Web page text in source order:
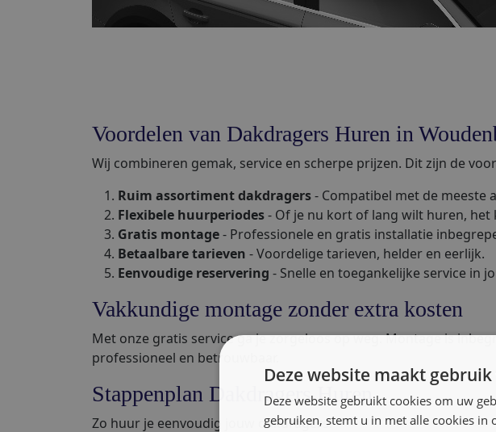
Voordelen van Dakdragers Huren in
Wij combineren gemak, service en scherpe prijzen. Dit zijn de
Ruim assortiment dakdragers- Compatibel met de meeste
Flexibele huurperiodes- Of je nu kort of lang wilt huren, het
Gratis montage- Professionele en gratis installatie
Betaalbare tarieven - Voordelige tarieven, helder en eerlijk.
Eenvoudige reservering - Snelle en toegankelijke service in
Vakkundige montage zonder extra kosten
Met onze gratis service ga je zorgeloos op weg. Montage is
professioneel en betrouwbaar.
Stappenplan Dakdragers Huren
Zo huur je eenvoudig jouw dakdragers:
Deze website maakt
Deze website gebruikt cookies om uw
gebruiken, stemt u in met alle cookies in